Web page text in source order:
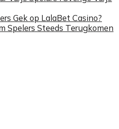
Gek op LalaBet Casino?
Spelers Steeds Terugkomen